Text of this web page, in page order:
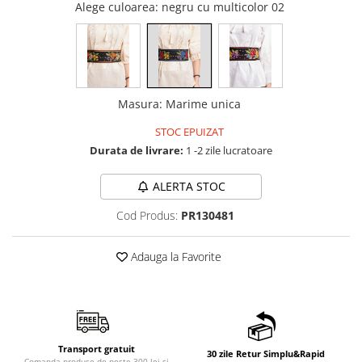
Alege culoarea: negru cu multicolor 02
Masura: Marime unica
STOC EPUIZAT
Durata de livrare: 1 -2 zile lucratoare
ALERTA STOC
Cod Produs: PR130481
Adauga la Favorite
Transport gratuit 30 zile Retur Simplu&Rapid